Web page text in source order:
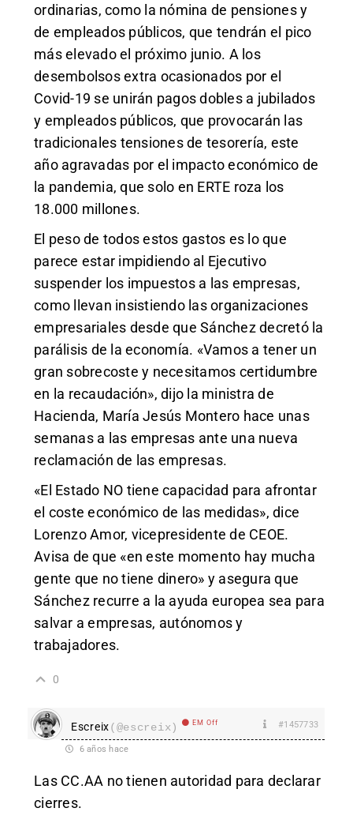
ordinarias, como la nómina de pensiones y
de empleados públicos, que tendrán el pico
más elevado el próximo junio. A los
desembolsos extra ocasionados por el
Covid-19 se unirán pagos dobles a jubilados
y empleados públicos, que provocarán las
tradicionales tensiones de tesorería, este
año agravadas por el impacto económico de
la pandemia, que solo en ERTE roza los
18.000 millones.
El peso de todos estos gastos es lo que
parece estar impidiendo al Ejecutivo
suspender los impuestos a las empresas,
como llevan insistiendo las organizaciones
empresariales desde que Sánchez decretó la
parálisis de la economía. «Vamos a tener un
gran sobrecoste y necesitamos certidumbre
en la recaudación», dijo la ministra de
Hacienda, María Jesús Montero hace unas
semanas a las empresas ante una nueva
reclamación de las empresas.
«El Estado NO tiene capacidad para afrontar
el coste económico de las medidas», dice
Lorenzo Amor, vicepresidente de CEOE.
Avisa de que «en este momento hay mucha
gente que no tiene dinero» y asegura que
Sánchez recurre a la ayuda europea sea para
salvar a empresas, autónomos y
trabajadores.
0
Escreix(@escreix) EM Off #1457733
6 años hace
Las CC.AA no tienen autoridad para declarar
cierres.